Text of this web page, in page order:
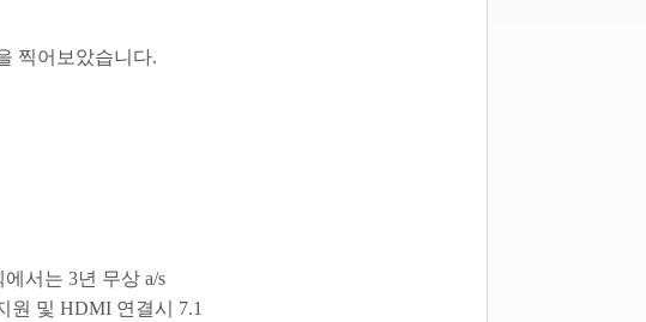
찍어보았습니다.
서는 3년 무상 a/s
원 및 HDMI 연결시 7.1